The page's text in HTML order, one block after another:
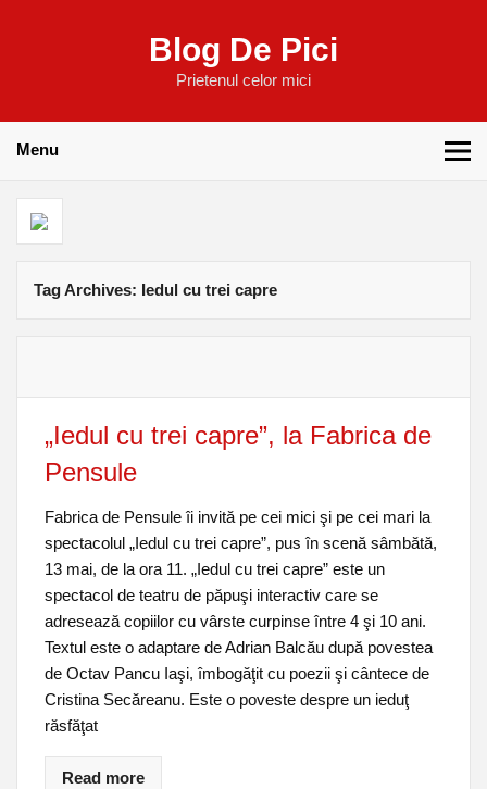
Blog De Pici
Prietenul celor mici
Menu
Tag Archives: Iedul cu trei capre
„Iedul cu trei capre”, la Fabrica de
Pensule
Fabrica de Pensule îi invită pe cei mici şi pe cei mari la
spectacolul „Iedul cu trei capre”, pus în scenă sâmbătă,
13 mai, de la ora 11. „Iedul cu trei capre” este un
spectacol de teatru de păpuşi interactiv care se
adresează copiilor cu vârste curpinse între 4 şi 10 ani.
Textul este o adaptare de Adrian Balcău după povestea
de Octav Pancu Iaşi, îmbogăţit cu poezii şi cântece de
Cristina Secăreanu. Este o poveste despre un ieduţ
răsfăţat
Read more